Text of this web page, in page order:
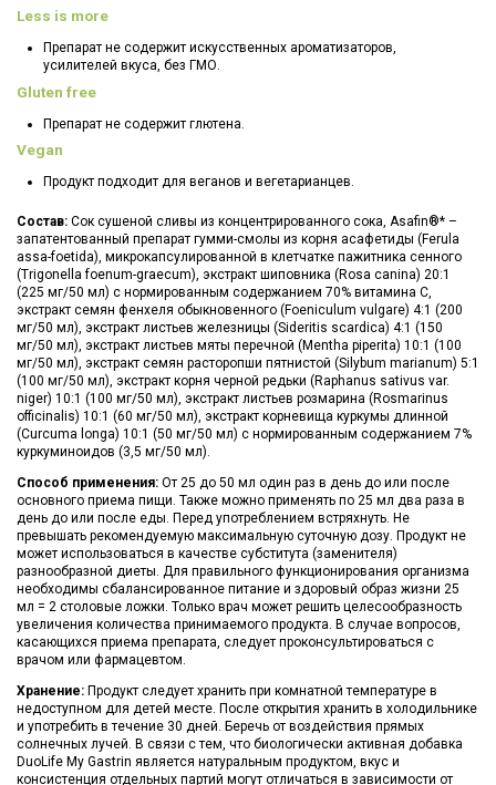
Less is more
Препарат не содержит искусственных ароматизаторов,
усилителей вкуса, без ГМО.
Gluten free
Препарат не содержит глютена.
Vegan
Продукт подходит для веганов и вегетарианцев.
Состав: Сок сушеной сливы из концентрированного сока, Asafin®* –
запатентованный препарат гумми-смолы из корня асафетиды (Ferula
assa-foetida), микрокапсулированной в клетчатке пажитника сенного
(Trigonella foenum-graecum), экстракт шиповника (Rosa canina) 20:1
(225 мг/50 мл) с нормированным содержанием 70% витамина С,
экстракт семян фенхеля обыкновенного (Foeniculum vulgare) 4:1 (200
мг/50 мл), экстракт листьев железницы (Sideritis scardica) 4:1 (150
мг/50 мл), экстракт листьев мяты перечной (Mentha piperita) 10:1 (100
мг/50 мл), экстракт семян расторопши пятнистой (Silybum marianum) 5:1
(100 мг/50 мл), экстракт корня черной редьки (Raphanus sativus var.
niger) 10:1 (100 мг/50 мл), экстракт листьев розмарина (Rosmarinus
officinalis) 10:1 (60 мг/50 мл), экстракт корневища куркумы длинной
(Curcuma longa) 10:1 (50 мг/50 мл) с нормированным содержанием 7%
куркуминоидов (3,5 мг/50 мл).
Способ применения: От 25 до 50 мл один раз в день до или после
основного приема пищи. Также можно применять по 25 мл два раза в
день до или после еды. Перед употреблением встряхнуть. Не
превышать рекомендуемую максимальную суточную дозу. Продукт не
может использоваться в качестве субститута (заменителя)
разнообразной диеты. Для правильного функционирования организма
необходимы сбалансированное питание и здоровый образ жизни 25
мл = 2 столовые ложки. Только врач может решить целесообразность
увеличения количества принимаемого продукта. В случае вопросов,
касающихся приема препарата, следует проконсультироваться с
врачом или фармацевтом.
Хранение: Продукт следует хранить при комнатной температуре в
недоступном для детей месте. После открытия хранить в холодильнике
и употребить в течение 30 дней. Беречь от воздействия прямых
солнечных лучей. В связи с тем, что биологически активная добавка
DuoLife My Gastrin является натуральным продуктом, вкус и
консистенция отдельных партий могут отличаться в зависимости от